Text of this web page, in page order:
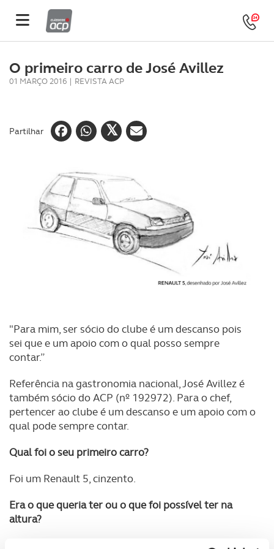
O primeiro carro de José Avillez
01 MARÇO 2016 | REVISTA ACP
Partilhar
"Para mim, ser sócio do clube é um descanso pois
sei que e um apoio com o qual posso sempre
contar.”
Referência na gastronomia nacional, José Avillez é
também sócio do ACP (nº 192972). Para o chef,
pertencer ao clube é um descanso e um apoio com o
qual pode sempre contar.
Qual foi o seu primeiro carro?
Foi um Renault 5, cinzento.
Era o que queria ter ou o que foi possível ter na
altura?